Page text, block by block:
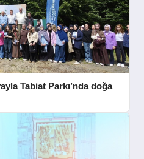
Tabiat Parkı’nda doğa